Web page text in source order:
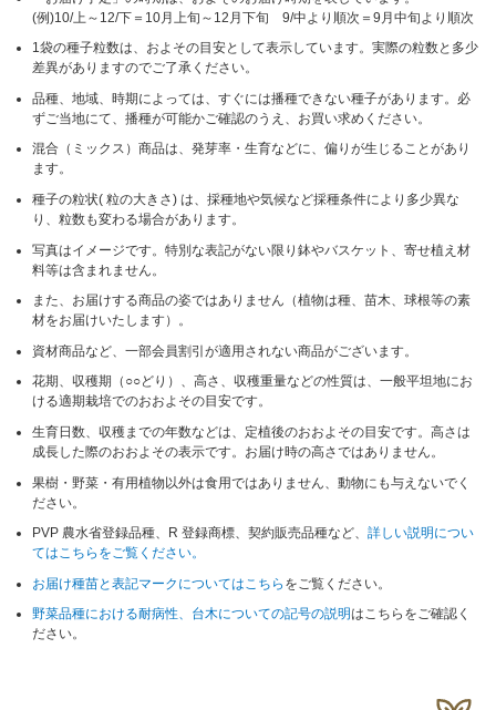
(例)10/上～12/下＝10月上旬～12月下旬 9/中より順次＝9月中旬より順次
1袋の種子粒数は、およその目安として表示しています。実際の粒数と多少
差異がありますのでご了承ください。
品種、地域、時期によっては、すぐには播種できない種子があります。必
ずご当地にて、播種が可能かご確認のうえ、お買い求めください。
混合（ミックス）商品は、発芽率・生育などに、偏りが生じることがあり
ます。
種子の粒状( 粒の大きさ) は、採種地や気候など採種条件により多少異な
り、粒数も変わる場合があります。
写真はイメージです。特別な表記がない限り鉢やバスケット、寄せ植え材
料等は含まれません。
また、お届けする商品の姿ではありません（植物は種、苗木、球根等の素
材をお届けいたします）。
資材商品など、一部会員割引が適用されない商品がございます。
花期、収穫期（○○どり）、高さ、収穫重量などの性質は、一般平坦地にお
ける適期栽培でのおおよその目安です。
生育日数、収穫までの年数などは、定植後のおおよその目安です。高さは
成長した際のおおよその表示です。お届け時の高さではありません。
果樹・野菜・有用植物以外は食用ではありません、動物にも与えないでく
ださい。
PVP 農水省登録品種、R 登録商標、契約販売品種など、詳しい説明につい
てはこちらをご覧ください。
お届け種苗と表記マークについてはこちら をご覧ください。
野菜品種における耐病性、台木についての記号の説明はこちらをご確認く
ださい。